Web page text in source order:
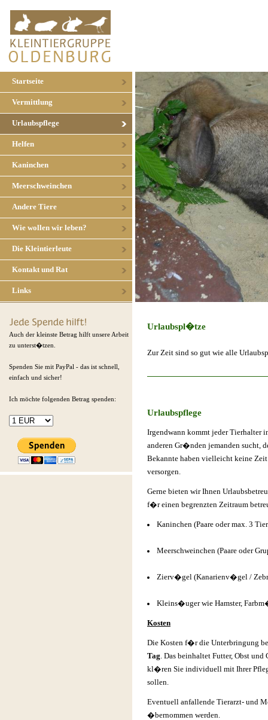
Startseite
Vermittlung
Urlaubspflege
Helfen
Kaninchen
Meerschweinchen
Andere Tiere
Wie wollen wir leben?
Die Kleintierleute
Kontakt und Rat
Links
Auch der kleinste Betrag hilft unsere Arbeit
zu unterst�tzen.
Spenden Sie mit PayPal - das ist schnell,
einfach und sicher!
Ich möchte folgenden Betrag spenden:
Urlaubspl�tze
Zur Zeit sind so gut wie alle
Urlaubspflege
Irgendwann kommt jeder Tierhalter
anderen Gr�nden jemanden sucht,
Bekannte haben vielleicht keine
versorgen.
Gerne bieten wir Ihnen
f�r einen begrenzten Zeitraum
Kaninchen (Paare oder max. 3
Meerschweinchen (Paare oder
Zierv�gel (Kanarienv�gel /
Kleins�uger wie Hamster,
Kosten
Die Kosten f�r die Unterbringung
Tag. Das beinhaltet Futter, Obst
kl�ren Sie individuell mit Ihrer
sollen.
Eventuell anfallende Tierarzt- und
�bernommen werden.